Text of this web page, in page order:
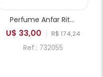
Perfume Anfar Rituals of Anfar Chef-D'oeuvre Extrait de Parfum Unissex 80ml
U$ 33,00 R$ 174,24
Ref.: 732055